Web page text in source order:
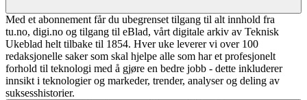
Med et abonnement får du ubegrenset tilgang til alt innhold fra
tu.no, digi.no og tilgang til eBlad, vårt digitale arkiv av Teknisk
Ukeblad helt tilbake til 1854. Hver uke leverer vi over 100
redaksjonelle saker som skal hjelpe alle som har et profesjonelt
forhold til teknologi med å gjøre en bedre jobb - dette inkluderer
innsikt i teknologier og markeder, trender, analyser og deling av
suksesshistorier.